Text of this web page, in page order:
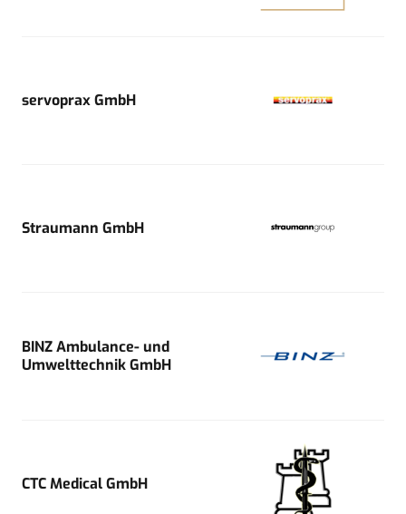
servoprax GmbH
Straumann GmbH
BINZ Ambulance- und
Umwelttechnik GmbH
CTC Medical GmbH